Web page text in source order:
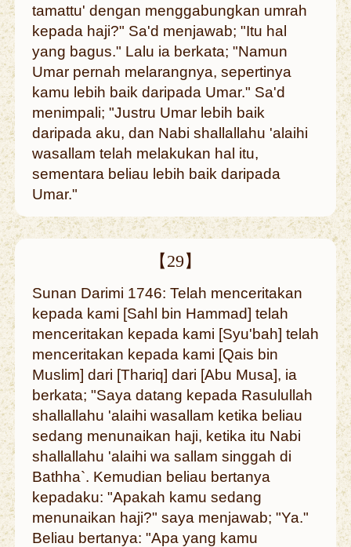
tamattu' dengan menggabungkan umrah
kepada haji?" Sa'd menjawab; "Itu hal
yang bagus." Lalu ia berkata; "Namun
Umar pernah melarangnya, sepertinya
kamu lebih baik daripada Umar." Sa'd
menimpali; "Justru Umar lebih baik
daripada aku, dan Nabi shallallahu 'alaihi
wasallam telah melakukan hal itu,
sementara beliau lebih baik daripada
Umar."
【29】
Sunan Darimi 1746: Telah menceritakan
kepada kami [Sahl bin Hammad] telah
menceritakan kepada kami [Syu'bah] telah
menceritakan kepada kami [Qais bin
Muslim] dari [Thariq] dari [Abu Musa], ia
berkata; "Saya datang kepada Rasulullah
shallallahu 'alaihi wasallam ketika beliau
sedang menunaikan haji, ketika itu Nabi
shallallahu 'alaihi wa sallam singgah di
Bathha`. Kemudian beliau bertanya
kepadaku: "Apakah kamu sedang
menunaikan haji?" saya menjawab; "Ya."
Beliau bertanya: "Apa yang kamu